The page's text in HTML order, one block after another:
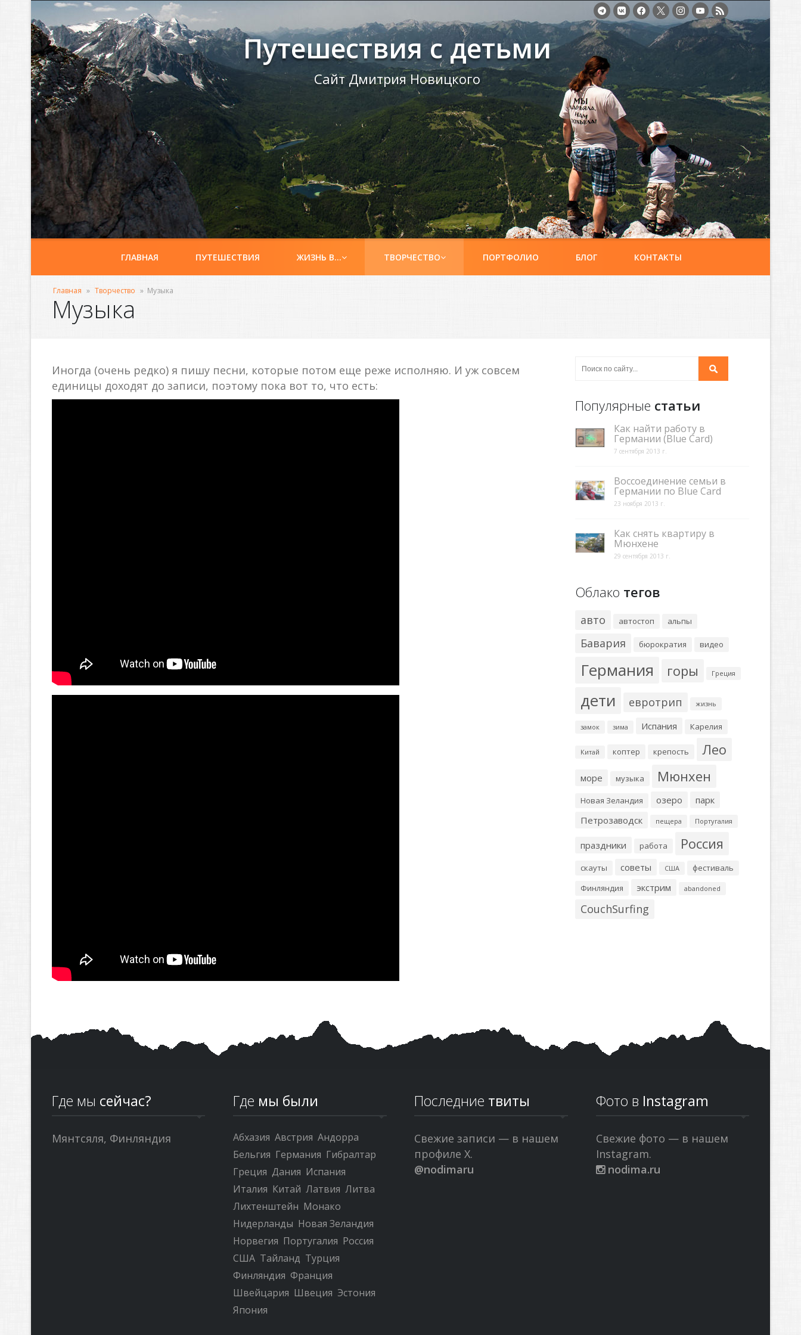
Путешествия с детьми
Сайт Дмитрия Новицкого
ГЛАВНАЯ ПУТЕШЕСТВИЯ ЖИЗНЬ В… ТВОРЧЕСТВО ПОРТФОЛИО БЛОГ КОНТАКТЫ
Главная » Творчество » Музыка
Музыка
Иногда (очень редко) я пишу песни, которые потом еще реже исполняю. И уж совсем
единицы доходят до записи, поэтому пока вот то, что есть:
Популярные статьи
Как найти работу в
Германии (Blue Card)
7 сентября 2013 г.
Воссоединение семьи в
Германии по Blue Card
23 ноября 2013 г.
Как снять квартиру в
Мюнхене
29 сентября 2013 г.
Облако тегов
авто автостоп альпы
Бавария бюрократия видео
Германия горы Греция
дети евротрип жизнь
замок зима Испания Карелия
Китай коптер крепость Лео
море музыка Мюнхен
Новая Зеландия озеро
парк
Петрозаводск
пещера Португалия
праздники работа Россия
скауты советы США
фестиваль
Финляндия
экстрим abandoned
CouchSurfing
Где мы сейчас?
Мянтсяля, Финляндия
Где мы были
Абхазия Австрия Андорра
Бельгия Германия Гибралтар
Греция Дания Испания
Италия Китай Латвия Литва
Лихтенштейн Монако
Нидерланды Новая Зеландия
Норвегия Португалия Россия
США Тайланд Турция
Финляндия Франция
Швейцария Швеция Эстония
Япония
Последние твиты
Свежие записи — в нашем
профиле X.
@nodimaru
Фото в Instagram
Свежие фото — в нашем
Instagram.
nodima.ru